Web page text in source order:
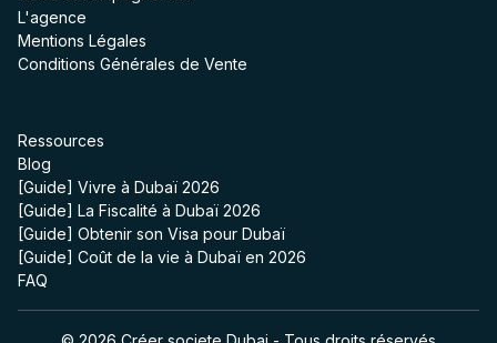
L'agence
Mentions Légales
Conditions Générales de Vente
Ressources
Blog
[Guide] Vivre à Dubaï 2026
[Guide] La Fiscalité à Dubaï 2026
[Guide] Obtenir son Visa pour Dubaï
[Guide] Coût de la vie à Dubaï en 2026
FAQ